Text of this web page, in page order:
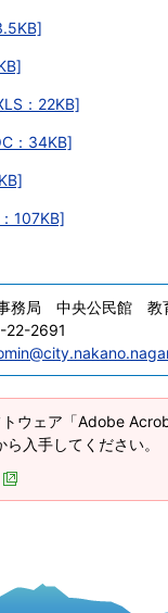
：22KB]
：34KB]
107KB]
務局 中央公民館 教
22-2691
ウェア「Adobe
入手してください。